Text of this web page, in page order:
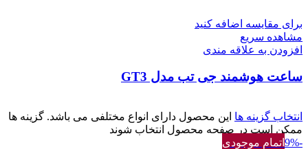
برای مقایسه اضافه کنید
مشاهده سریع
افزودن به علاقه مندی
ساعت هوشمند جی تب مدل GT3
انتخاب گزینه ها این محصول دارای انواع مختلفی می باشد. گزینه ها
ممکن است در صفحه محصول انتخاب شوند
-9%
اتمام موجودی